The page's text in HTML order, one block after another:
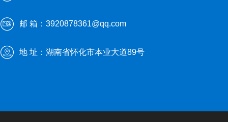
邮 箱：3920878361@qq.com
地 址：湖南省怀化市本业大道89号